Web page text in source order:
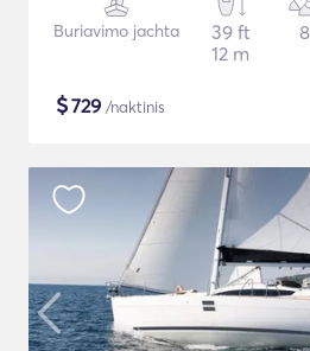
Buriavimo jachta
39 ft
12 m
8
$729 /naktinis